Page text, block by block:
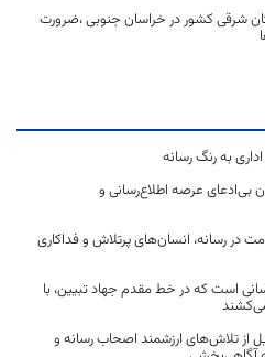
شرقی کشور در خراسان جنوبی ،ضرورت
به رنگ رسانه
بی‌ادعای عرصه اطلاع‌رسانی و
در رسانه، انسان‌های پرتلاش و فداکاری
است که در خط مقدم جهاد تبیین، با
از تلاش‌های ارزشمند اصحاب رسانه و